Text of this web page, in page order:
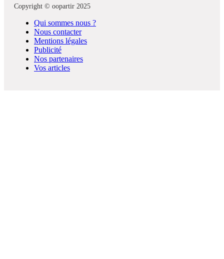
Copyright © oopartir 2025
Qui sommes nous ?
Nous contacter
Mentions légales
Publicité
Nos partenaires
Vos articles